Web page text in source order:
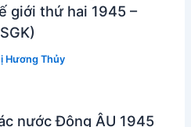
giới thứ hai 1945 –
Hương Thủy
nước Đông ÂU 1945